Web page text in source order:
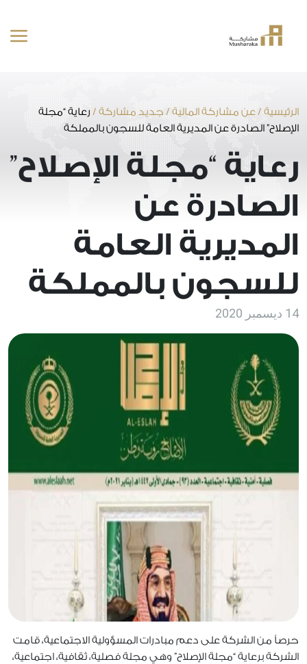
المحتوى
الرئيسية /عن مشاركة المالية / جديد مشاركة / رعاية “مجلة
الإصلاح” الصادرة عن المديرية العامة للسجون بالمملكة
رعاية “مجلة الإصلاح”
الصادرة عن
المديرية العامة
للسجون بالمملكة
14 ديسمبر 2020
حرصاً من الشركة على دعم مبادرات المسؤولية الاجتماعية، قامت
الشركة برعاية “مجلة الإصلاح” وهي مجلة فصلية، ثقافية، اجتماعية،